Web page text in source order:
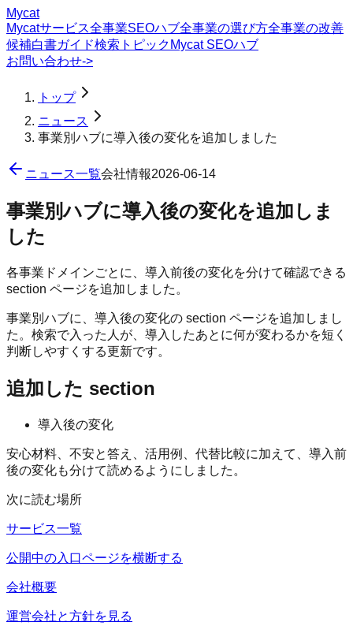
Mycat
Mycatサービス全事業SEOハブ全事業の選び方全事業の改善
候補白書ガイド検索トピック Mycat SEOハブ
お問い合わせ->
トップ
ニュース
事業別ハブに導入後の変化を追加しました
ニュース一覧会社情報2026-06-14
事業別ハブに導入後の変化を追加しま
した
各事業ドメインごとに、導入前後の変化を分けて確認できる
section ページを追加しました。
事業別ハブに、導入後の変化の section ページを追加しまし
た。検索で入った人が、導入したあとに何が変わるかを短く
判断しやすくする更新です。
追加した section
導入後の変化
安心材料、不安と答え、活用例、代替比較に加えて、導入前
後の変化も分けて読めるようにしました。
次に読む場所
サービス一覧
公開中の入口ページを横断する
会社概要
運営会社と方針を見る